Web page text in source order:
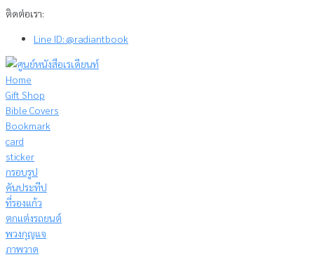
Skip
content
ติดต่อเรา:
Line ID: @radiantbook
Home
Gift Shop
Bible Covers
Bookmark
card
sticker
กรอบรูป
คันประทีป
ที่รองแก้ว
ตกแต่งรถยนต์
พวงกุญแจ
ภาพวาด